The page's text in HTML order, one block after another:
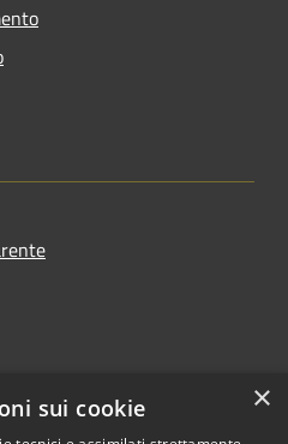
×
sui cookie